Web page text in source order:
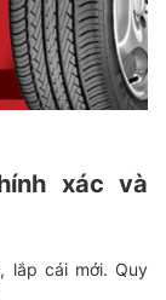
xác và
lắp cái mới. Quy